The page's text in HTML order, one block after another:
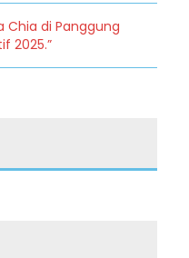
Chia di Panggung
2025.”